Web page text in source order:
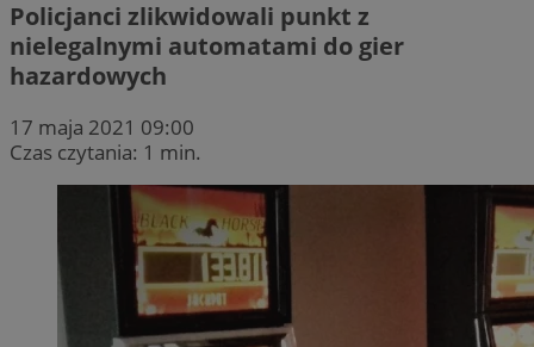
Policjanci zlikwidowali punkt z
nielegalnymi automatami do gier
hazardowych
17 maja 2021 09:00
Czas czytania: 1 min.